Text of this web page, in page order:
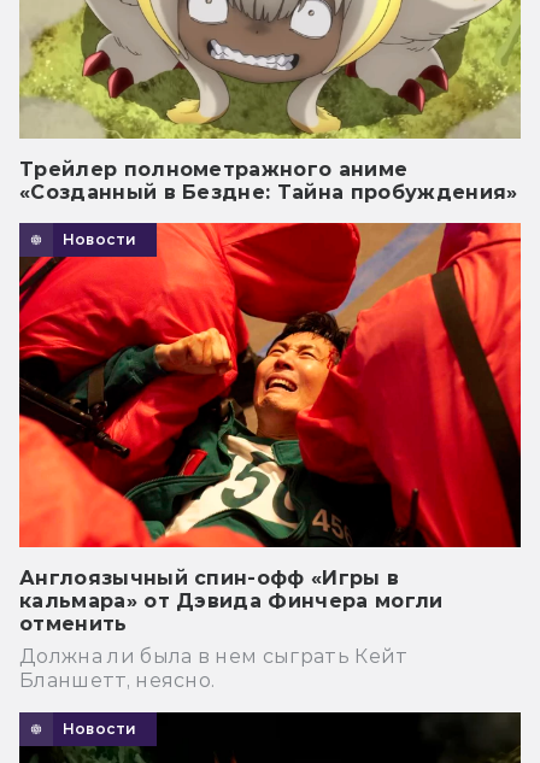
Трейлер полнометражного аниме
«Созданный в Бездне: Тайна пробуждения»
Новости
Англоязычный спин-офф «Игры в
кальмара» от Дэвида Финчера могли
отменить
Должна ли была в нем сыграть Кейт
Бланшетт, неясно.
Новости